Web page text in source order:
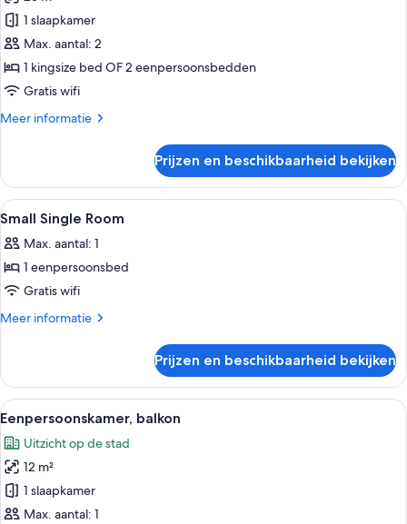
laden1 slaapkamer
Max. aantal: 2
1 kingsize bed OF 2 eenpersoonsbedden
Gratis wifi
Meer informatie
Meer
Prijzen en beschikbaarheid bekijken
Alle
foto's
voor
Small
Single
Room
Een kluis op de kamer, een bureau,
5
Small Single Room
Max. aantal: 1
1 eenpersoonsbed
Gratis wifi
Meer informatie
Meer
Single
Room
Prijzen en beschikbaarheid bekijken
Alle
foto's
voor
Eenpersoonskamer,
balkon
laden
Een hotelkamer met een bed,
4
Eenpersoonskamer, balkon
Uitzicht op de stad
12 m²
1 slaapkamer
Max. aantal: 1